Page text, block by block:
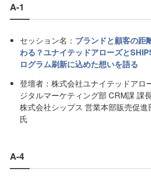
A-1
セッション名： ブランドと顧客の距
わる？ユナイテッドアローズと
ログラム刷新に込めた想いを語る
登壇者：株式会社ユナイテッドアロ
ジタルマーケティング部 CRM課 課
株式会社シップス 営業本部販売促進
氏
A-4